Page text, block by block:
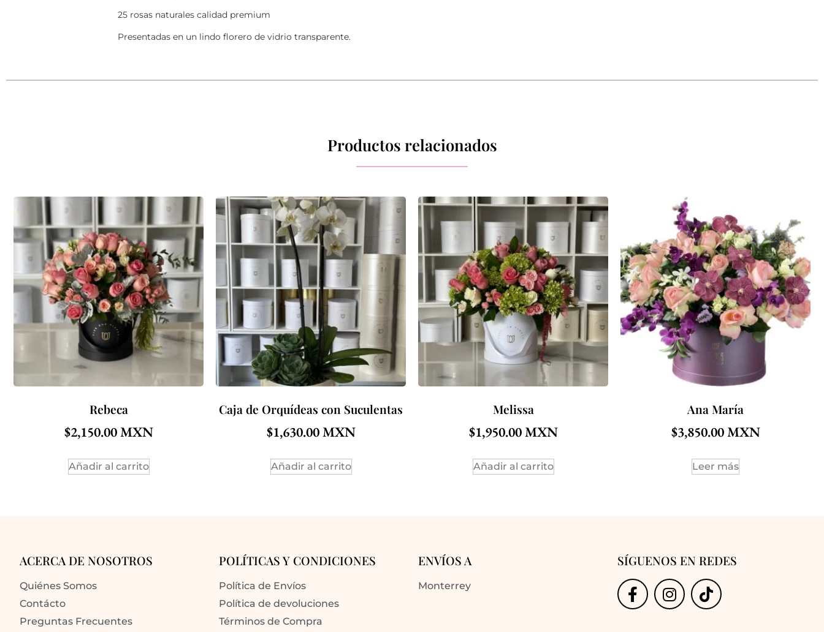
25 rosas naturales calidad premium
Presentadas en un lindo florero de vidrio transparente.
Productos relacionados
Rebeca
$2,150.00
Añadir al carrito
Caja de Orquídeas con Suculentas
$1,630.00
Añadir al carrito
Melissa
$1,950.00
Añadir al carrito
Ana María
$3,850.00
Leer más
ACERCA DE NOSOTROS
Quiénes Somos
Contácto
Preguntas Frecuentes
POLÍTICAS Y CONDICIONES
Política de Envíos
Política de devoluciones
Términos de Compra
ENVÍOS A
Monterrey
SÍGUENOS EN REDES